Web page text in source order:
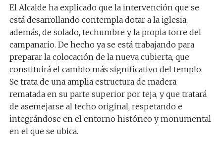
El Alcalde ha explicado que la intervención que se
está desarrollando contempla dotar a la iglesia,
además, de solado, techumbre y la propia torre del
campanario. De hecho ya se está trabajando para
preparar la colocación de la nueva cubierta, que
constituirá el cambio más significativo del templo.
Se trata de una amplia estructura de madera
rematada en su parte superior por teja, y que tratará
de asemejarse al techo original, respetando e
integrándose en el entorno histórico y monumental
en el que se ubica.